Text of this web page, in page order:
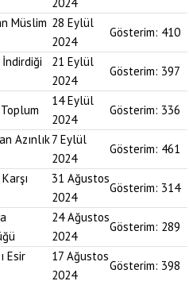
Müslim 28 Eylül
2024
Gösterim: 410
İndirdiği
21 Eylül
2024
Gösterim: 397
14 Eylül
2024
Gösterim: 336
Azınlık7 Eylül
2024
Gösterim: 461
31 Ağustos
2024
Gösterim: 314
24 Ağustos
2024
Gösterim: 289
Esir
17 Ağustos
2024
Gösterim: 398